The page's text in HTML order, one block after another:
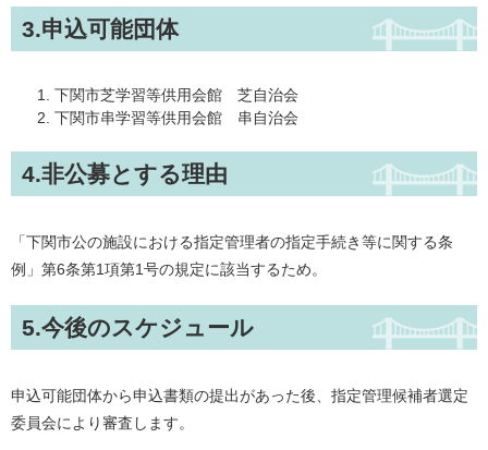
3.申込可能団体
下関市芝学習等供用会館 芝自治会
下関市串学習等供用会館 串自治会
4.非公募とする理由
「下関市公の施設における指定管理者の指定手続き等に関する条
例」第6条第1項第1号の規定に該当するため。
5.今後のスケジュール
申込可能団体から申込書類の提出があった後、指定管理候補者選定
委員会により審査します。